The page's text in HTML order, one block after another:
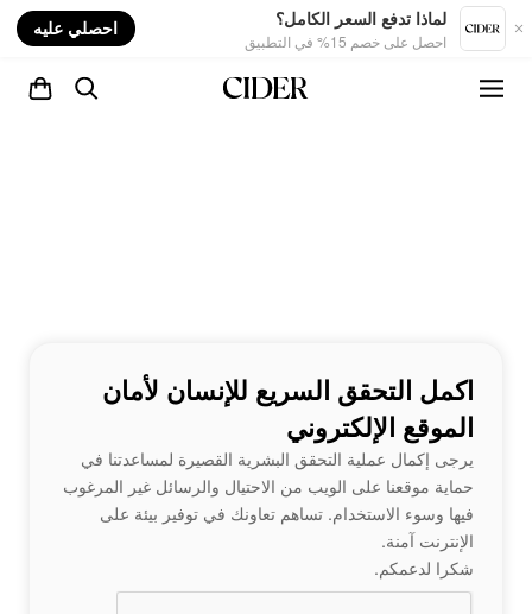
لماذا تدفع السعر الكامل؟
احصل على خصم 15% في التطبيق
احصلي عليه
اكمل التحقق السريع للإنسان لأمان
الموقع الإلكتروني
يرجى إكمال عملية التحقق البشرية القصيرة لمساعدتنا في
حماية موقعنا على الويب من الاحتيال والرسائل غير المرغوب
فيها وسوء الاستخدام. تساهم تعاونك في توفير بيئة على
الإنترنت آمنة.
شكرا لدعمكم.